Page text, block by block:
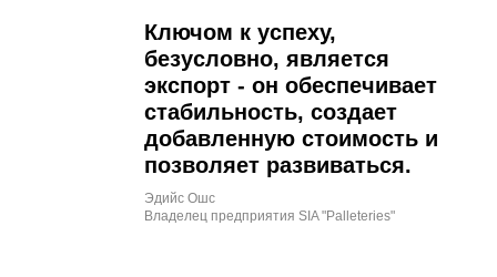
Ключом к успеху,
безусловно, является
экспорт - он обеспечивает
стабильность, создает
добавленную стоимость и
позволяет развиваться.
Эдийс Ошс
Владелец предприятия SIA "Palleteries"